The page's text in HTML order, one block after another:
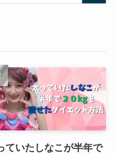
ていたしなこが半年で